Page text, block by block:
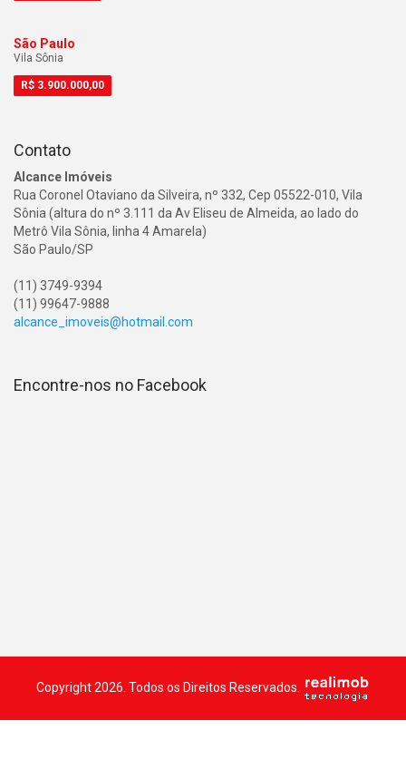
São Paulo
Vila Sônia
R$ 3.900.000,00
Contato
Alcance Imóveis
Rua Coronel Otaviano da Silveira, nº 332, Cep 05522-010, Vila
Sônia (altura do nº 3.111 da Av Eliseu de Almeida, ao lado do
Metrô Vila Sônia, linha 4 Amarela)
São Paulo/SP
(11) 3749-9394
(11) 99647-9888
alcance_imoveis@hotmail.com
Encontre-nos no Facebook
Copyright 2026. Todos os Direitos Reservados.